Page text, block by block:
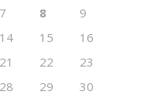
7 8
9
14 15
16
21 22
23
28 29
30